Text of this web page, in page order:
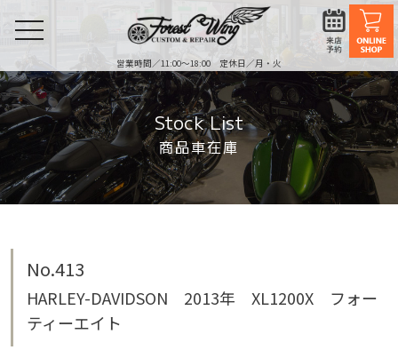
営業時間／11:00〜18:00 定休日／月・火
toggle
navigation
Stock List
商品車在庫
No.413
HARLEY-DAVIDSON 2013年 XL1200X フォー
ティーエイト